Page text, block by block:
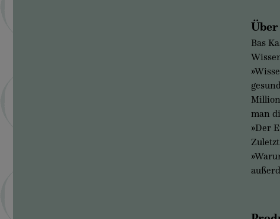
Bas
man
»Der